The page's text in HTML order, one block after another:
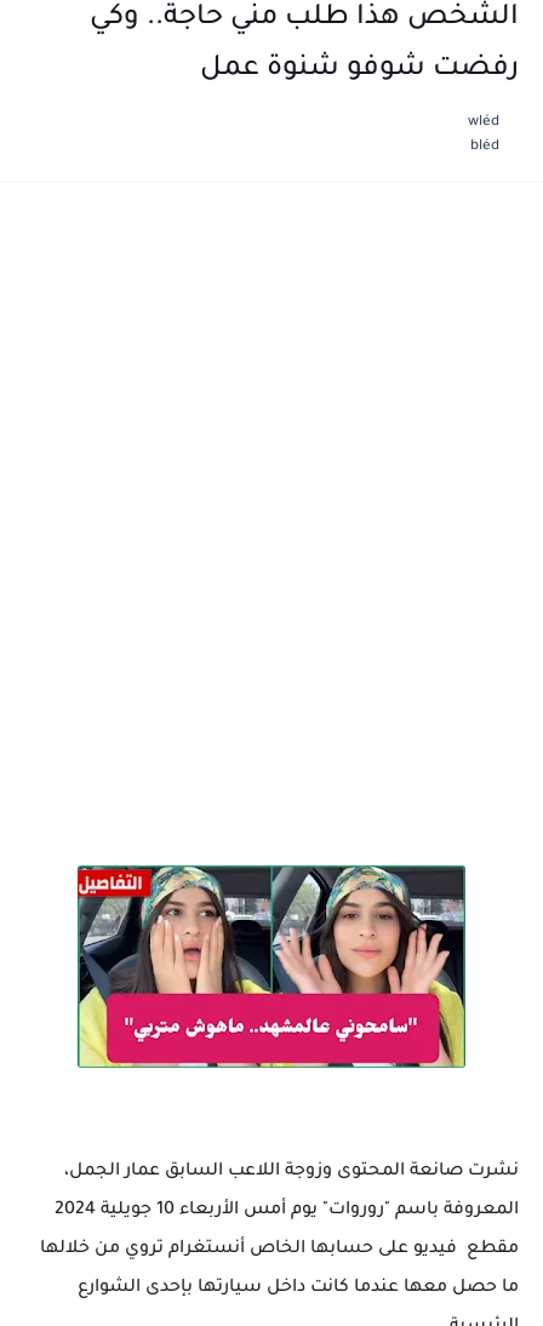
الشخص هذا طلب منّي حاجة.. وكي
رفضت شوفو شنوة عمل
wléd
bléd
نشرت صانعة المحتوى وزوجة اللاعب السابق عمار الجمل،
المعروفة باسم "روروات" يوم أمس الأربعاء 10 جويلية 2024
مقطع فيديو على حسابها الخاص أنستغرام تروي من خلالها
ما حصل معها عندما كانت داخل سيارتها بإحدى الشوارع